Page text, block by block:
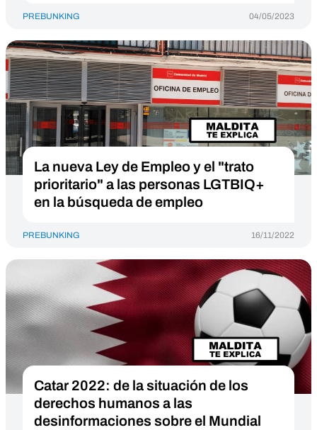
PREBUNKING 04/05/2023
La nueva Ley de Empleo y el "trato
prioritario" a las personas LGTBIQ+
en la búsqueda de empleo
PREBUNKING 16/11/2022
Catar 2022: de la situación de los
derechos humanos a las
desinformaciones sobre el Mundial